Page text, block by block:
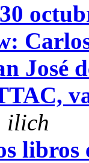
José
ilich
libros